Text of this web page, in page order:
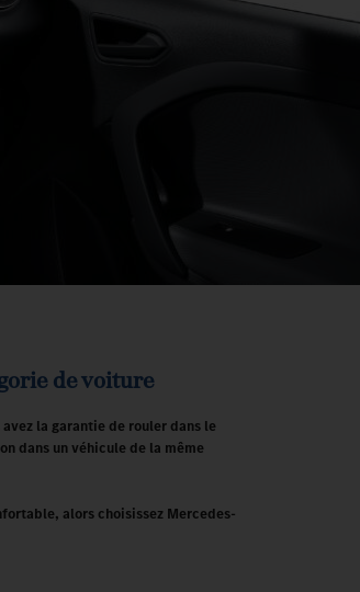
de voiture
la garantie de rouler dans le
dans un véhicule de la même
alors choisissez Mercedes-